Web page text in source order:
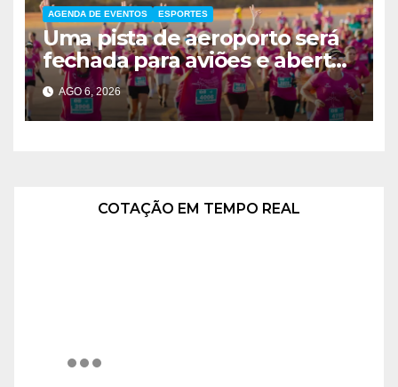
AGENDA DE EVENTOS ESPORTES
Uma pista de aeroporto será
fechada para aviões e aberta
a corredores neste sábado
em Brasília
AGO 6, 2026
COTAÇÃO EM TEMPO REAL